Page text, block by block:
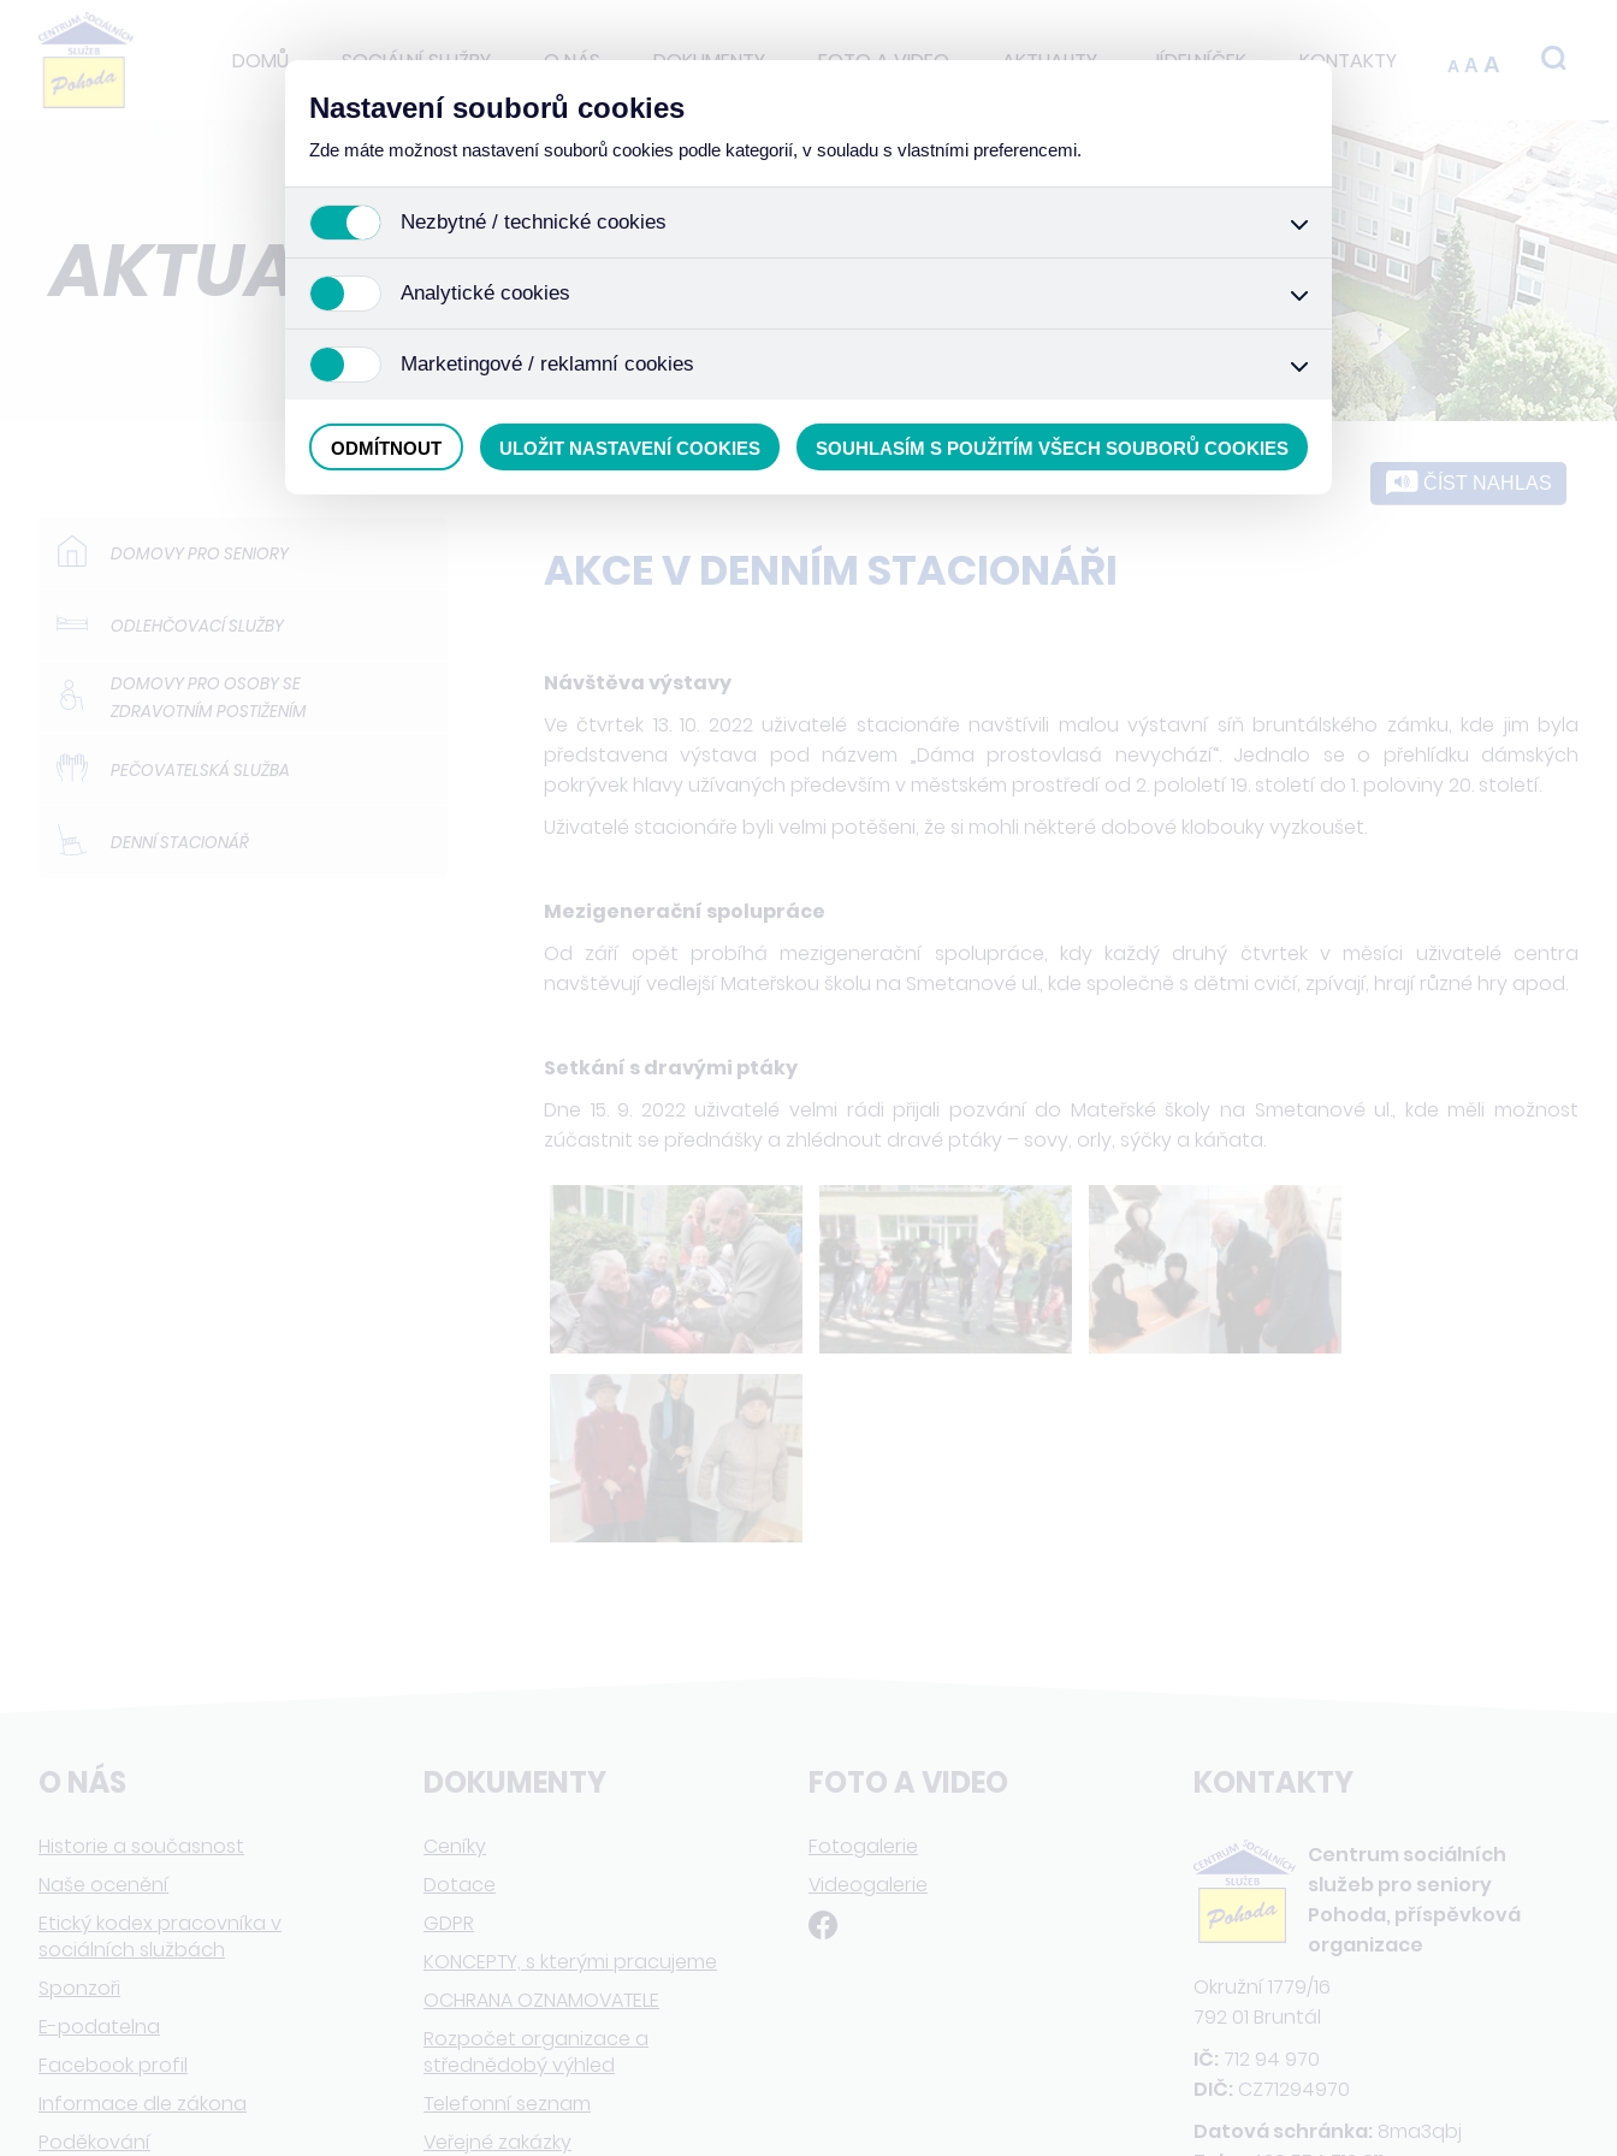
DOMŮ SOCIÁLNÍ SLUŽBY O NÁS DOKUMENTY FOTO A VIDEO AKTUALITY JÍDELNÍČEK KONTAKTY A A A
AKTUALITY
DOMOVY PRO SENIORY
ODLEHČOVACÍ SLUŽBY
DOMOVY PRO OSOBY SE
ZDRAVOTNÍM POSTIŽENÍM
PEČOVATELSKÁ SLUŽBA
DENNÍ STACIONÁŘ
ČÍST NAHLAS
AKCE V DENNÍM STACIONÁŘI
Návštěva výstavy
Ve čtvrtek 13. 10. 2022 uživatelé stacionáře navštívili malou výstavní síň bruntálského zámku, kde jim byla
představena výstava pod názvem „Dáma prostovlasá nevychází“. Jednalo se o přehlídku dámských
pokrývek hlavy užívaných především v městském prostředí od 2. pololetí 19. století do 1. poloviny 20. století.
Uživatelé stacionáře byli velmi potěšeni, že si mohli některé dobové klobouky vyzkoušet.
Mezigenerační spolupráce
Od září opět probíhá mezigenerační spolupráce, kdy každý druhý čtvrtek v měsíci uživatelé centra
navštěvují vedlejší Mateřskou školu na Smetanové ul., kde společně s dětmi cvičí, zpívají, hrají různé hry apod.
Setkání s dravými ptáky
Dne 15. 9. 2022 uživatelé velmi rádi přijali pozvání do Mateřské školy na Smetanové ul., kde měli možnost
zúčastnit se přednášky a zhlédnout dravé ptáky – sovy, orly, sýčky a káňata.
O NÁS
Historie a současnost
Naše ocenění
Etický kodex pracovníka v
sociálních službách
Sponzoři
E-podatelna
Facebook profil
Informace dle zákona
Poděkování
DOKUMENTY
Ceníky
Dotace
GDPR
KONCEPTY, s kterými pracujeme
OCHRANA OZNAMOVATELE
Rozpočet organizace a
střednědobý výhled
Telefonní seznam
Veřejné zakázky
FOTO A VIDEO
Fotogalerie
Videogalerie
KONTAKTY
Centrum sociálních
služeb pro seniory
Pohoda, příspěvková
organizace
Okružní 1779/16
792 01 Bruntál
IČ: 712 94 970
DIČ: CZ71294970
Datová schránka: 8ma3qbj
Nastavení souborů cookies
Zde máte možnost nastavení souborů cookies podle kategorií, v souladu s vlastními preferencemi.
Nezbytné / technické cookies
funkcí. Používají se mimo jiné k ukládání produktů v nákupním košíku, ovládání filtrů a také nastavení souhlasu s
Analytické cookies
anonymizaci se již nejedná o osobní údaje, protože anonymizované cookies nelze přiřadit konkrétnímu uživateli.
Marketingové / reklamní cookies
ODMÍTNOUT
ULOŽIT NASTAVENÍ COOKIES SOUHLASÍM S POUŽITÍM VŠECH SOUBORŮ COOKIES